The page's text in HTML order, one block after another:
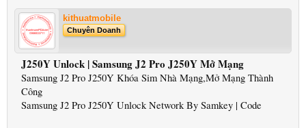
kithuatmobile
Chuyên Doanh
J250Y Unlock | Samsung J2 Pro J250Y Mở Mạng
Samsung J2 Pro J250Y Khóa Sim Nhà Mạng,Mở Mạng Thành
Công
Samsung J2 Pro J250Y Unlock Network By Samkey | Code